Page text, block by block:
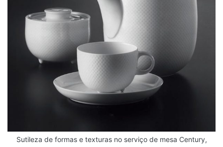
Sutileza de formas e texturas no serviço de mesa Century,